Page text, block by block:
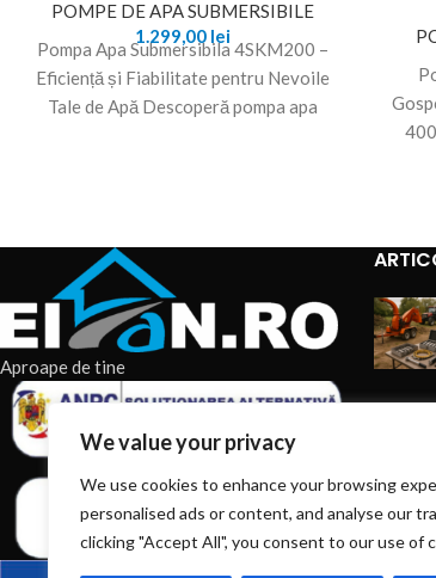
We value your privacy
We use cookies to enhance your browsing
personalised ads or content, and analyse our
clicking "Accept All", you consent to our use of
POMPE DE APA SUBMERSIBILE
1.299,00 lei
Pompa Apa Submersibila 4SKM200 –
Eficiență și Fiabilitate pentru Nevoile
Tale de Apă Descoperă pompa apa
Aproape de tine